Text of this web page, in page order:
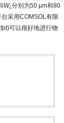
Wc分别为50 μm和80
台采用COMSOL有限
可以很好地进行物